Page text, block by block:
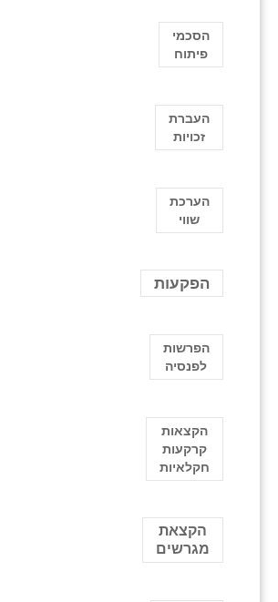
הסכמי
פיתוח
העברת
זכויות
הערכת
שווי
הפקעות
הפרשות
לפנסיה
הקצאות
קרקעות
חקלאיות
הקצאת
מגרשים